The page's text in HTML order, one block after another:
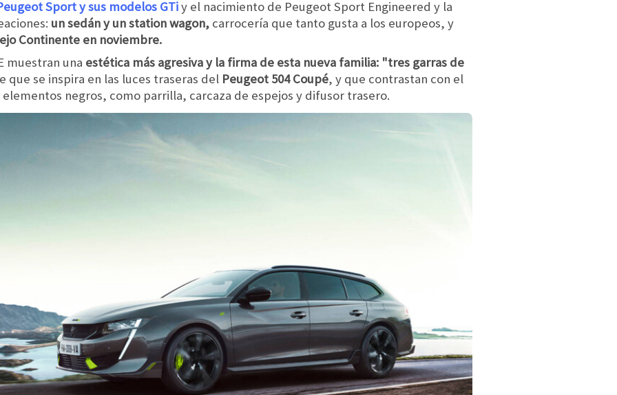
Sport y sus modelos GTiy el nacimiento de Peugeot Sport Engineered y la
un sedán y un station wagon, carrocería que tanto gusta a los europeos, y
Continente en noviembre.
muestran una estética más agresiva y la firma de esta nueva familia: "tres garras de
se inspira en las luces traseras del Peugeot 504 Coupé, y que contrastan con el
negros, como parrilla, carcaza de espejos y difusor trasero.